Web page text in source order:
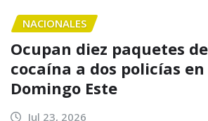
NACIONALES
Ocupan diez paquetes
cocaína a dos policías
Domingo Este
Jul 23, 2026